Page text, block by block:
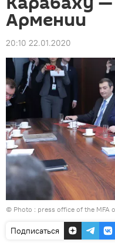
Армении
20:10 22.01.2020
© Photo : press office of the MFA
Подписаться